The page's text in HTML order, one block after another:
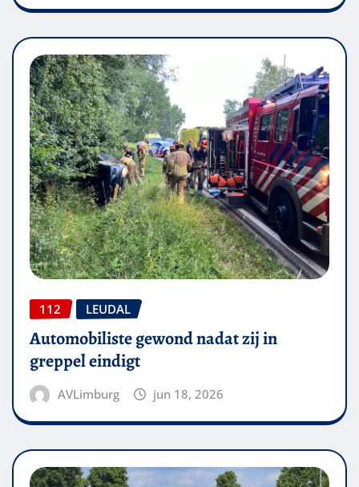
112 LEUDAL
Automobiliste gewond nadat zij in
greppel eindigt
AVLimburg jun 18, 2026